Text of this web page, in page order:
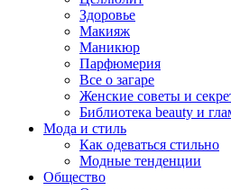
Здоровье
Макияж
Маникюр
Парфюмерия
Все о загаре
Женские советы и
Библиотека beauty и
Мода и стиль
Как одеваться стильно
Модные тенденции
Общество